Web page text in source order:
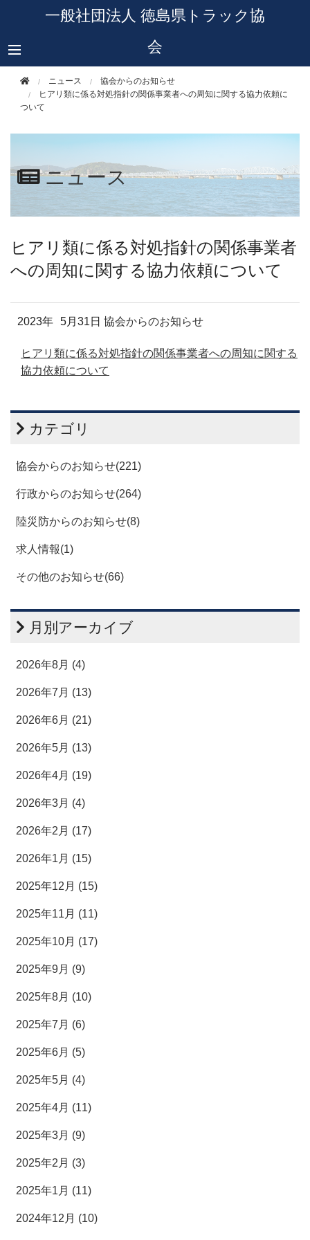
一般社団法人 徳島県トラック協
会
ニュース
協会からのお知らせ
ヒアリ類に係る対処指針の関係事業者への周知に関する協力依頼に
ついて
ニュース
ヒアリ類に係る対処指針の関係事業者
への周知に関する協力依頼について
2023年 5月31日 協会からのお知らせ
ヒアリ類に係る対処指針の関係事業者への周知に関する
協力依頼について
カテゴリ
協会からのお知らせ(221)
行政からのお知らせ(264)
陸災防からのお知らせ(8)
求人情報(1)
その他のお知らせ(66)
月別アーカイブ
2026年8月 (4)
2026年7月 (13)
2026年6月 (21)
2026年5月 (13)
2026年4月 (19)
2026年3月 (4)
2026年2月 (17)
2026年1月 (15)
2025年12月 (15)
2025年11月 (11)
2025年10月 (17)
2025年9月 (9)
2025年8月 (10)
2025年7月 (6)
2025年6月 (5)
2025年5月 (4)
2025年4月 (11)
2025年3月 (9)
2025年2月 (3)
2025年1月 (11)
2024年12月 (10)